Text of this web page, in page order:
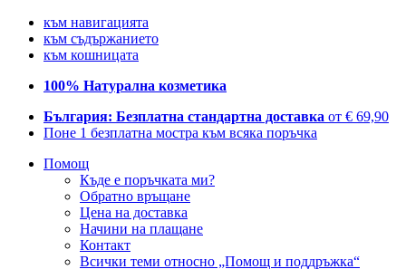
към навигацията
към съдържанието
към кошницата
100% Натурална козметика
България: Безплатна стандартна доставка от € 69,90
Поне 1 безплатна мостра към всяка поръчка
Помощ
Къде е поръчката ми?
Обратно връщане
Цена на доставка
Начини на плащане
Контакт
Всички теми относно „Помощ и поддръжка“